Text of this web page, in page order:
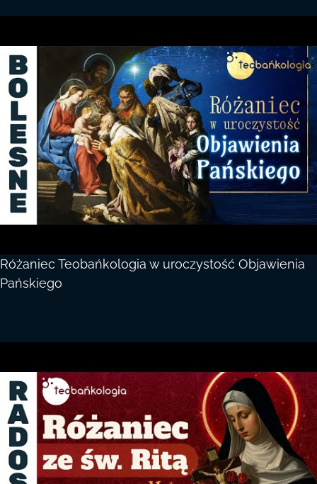
Różaniec Teobańkologia w uroczystość Objawienia
Pańskiego